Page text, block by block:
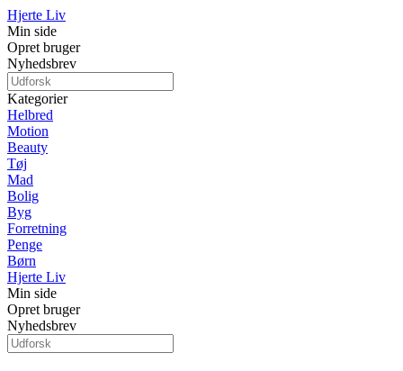
Hjerte Liv
Min side
Opret bruger
Nyhedsbrev
Kategorier
Helbred
Motion
Beauty
Tøj
Mad
Bolig
Byg
Forretning
Penge
Børn
Hjerte Liv
Min side
Opret bruger
Nyhedsbrev